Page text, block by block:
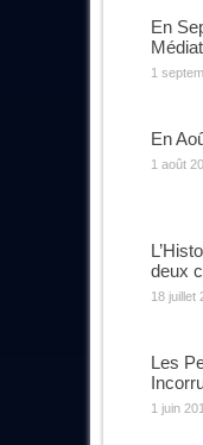
En
1
En
1 août
deux
18 juillet
Les
1 juin